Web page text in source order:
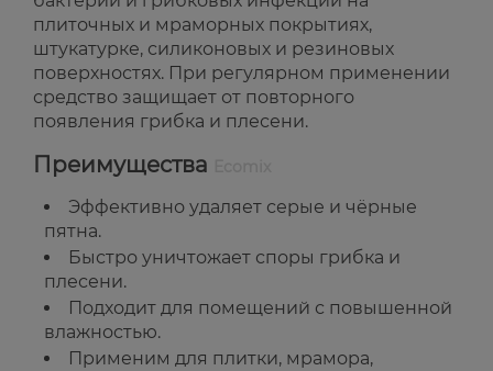
плиточных и мраморных покрытиях,
штукатурке, силиконовых и резиновых
поверхностях. При регулярном применении
средство защищает от повторного
появления грибка и плесени.
Преимущества
Эффективно удаляет серые и чёрные
пятна.
Быстро уничтожает споры грибка и
плесени.
Подходит для помещений с повышенной
влажностью.
Применим для плитки, мрамора,